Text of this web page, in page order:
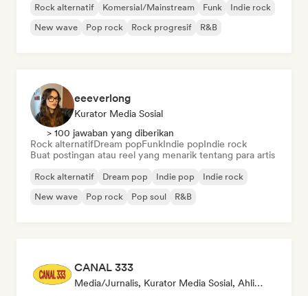
Rock alternatif Komersial/Mainstream Funk
Indie rock
New wave
Pop rock Rock progresif R&B
eeeverlong
Kurator Media Sosial
> 100 jawaban yang diberikan
Rock alternatifDream popFunkIndie popIndie rock
Buat postingan atau reel yang menarik tentang para artis
Rock alternatif Dream pop Indie pop
Indie rock
New wave
Pop rock Pop soul R&B
CANAL 333
Media/Jurnalis, Kurator Media Sosial, Ahli Suara